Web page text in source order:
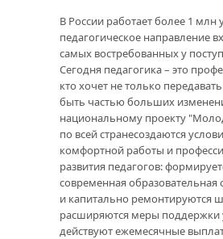
В России работает более 1 млн
педагогическое направление
самых востребованных у
Сегодня педагогика – это
кто хочет не только
быть частью больших
национальному проекту
по всей странесоздаются
комфортной работы и
развития педагогов:
современная образовательная
и капитально ремонтируются
расширяются меры поддержки
действуют ежемесячные